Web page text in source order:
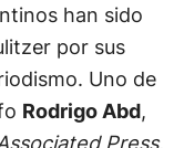
han sido
por sus
Uno de
Rodrigo Abd,
Press,